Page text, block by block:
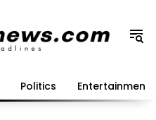
Politics Entertainment